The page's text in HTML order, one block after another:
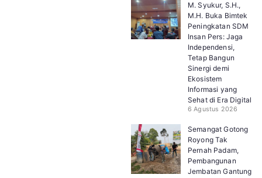
M. Syukur, S.H.,
M.H. Buka Bimtek
Peningkatan SDM
Insan Pers: Jaga
Independensi,
Tetap Bangun
Sinergi demi
Ekosistem
Informasi yang
Sehat di Era Digital
6 Agustus 2026
Semangat Gotong
Royong Tak
Pernah Padam,
Pembangunan
Jembatan Gantung